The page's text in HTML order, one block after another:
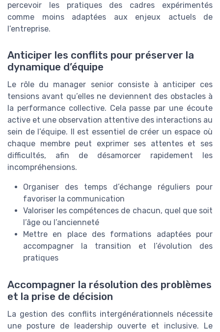
percevoir les pratiques des cadres expérimentés
comme moins adaptées aux enjeux actuels de
l’entreprise.
Anticiper les conflits pour préserver la
dynamique d’équipe
Le rôle du manager senior consiste à anticiper ces
tensions avant qu’elles ne deviennent des obstacles à
la performance collective. Cela passe par une écoute
active et une observation attentive des interactions au
sein de l’équipe. Il est essentiel de créer un espace où
chaque membre peut exprimer ses attentes et ses
difficultés, afin de désamorcer rapidement les
incompréhensions.
Organiser des temps d’échange réguliers pour
favoriser la communication
Valoriser les compétences de chacun, quel que soit
l’âge ou l’ancienneté
Mettre en place des formations adaptées pour
accompagner la transition et l’évolution des
pratiques
Accompagner la résolution des problèmes
et la prise de décision
La gestion des conflits intergénérationnels nécessite
une posture de leadership ouverte et inclusive. Le